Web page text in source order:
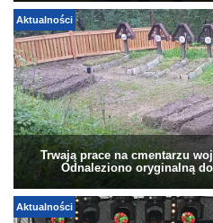
Aktualności
Trwają prace na cmentarzu
Odnaleziono oryginalną
Aktualności